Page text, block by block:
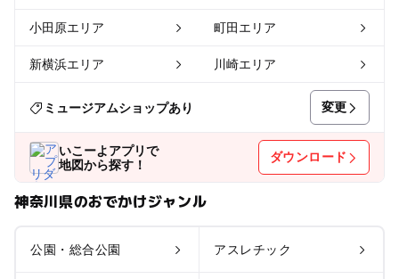
小田原エリア 町田エリア
新横浜エリア 川崎エリア
ミュージアムショップあり 変更
いこーよアプリで
地図から探す！
ダウンロード
神奈川県のおでかけジャンル
公園・総合公園 アスレチック